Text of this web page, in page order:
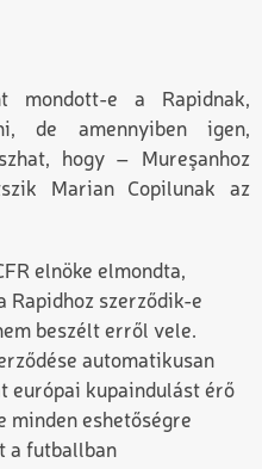
mondott-e a Rapidnak,
de amennyiben igen,
hogy – Mureşanhoz
Marian Copilunak az
elnöke elmondta,
Rapidhoz szerződik-e
beszélt erről vele.
automatikusan
európai kupaindulást érő
minden eshetőségre
a futballban